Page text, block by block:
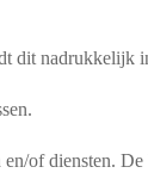
dit nadrukkelijk
of diensten.